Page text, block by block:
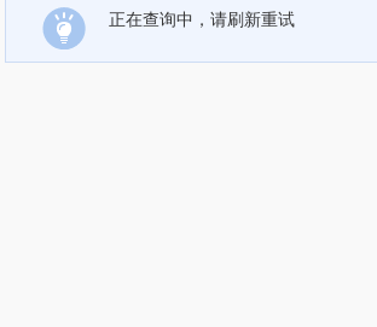
正在查询中，请刷新重试